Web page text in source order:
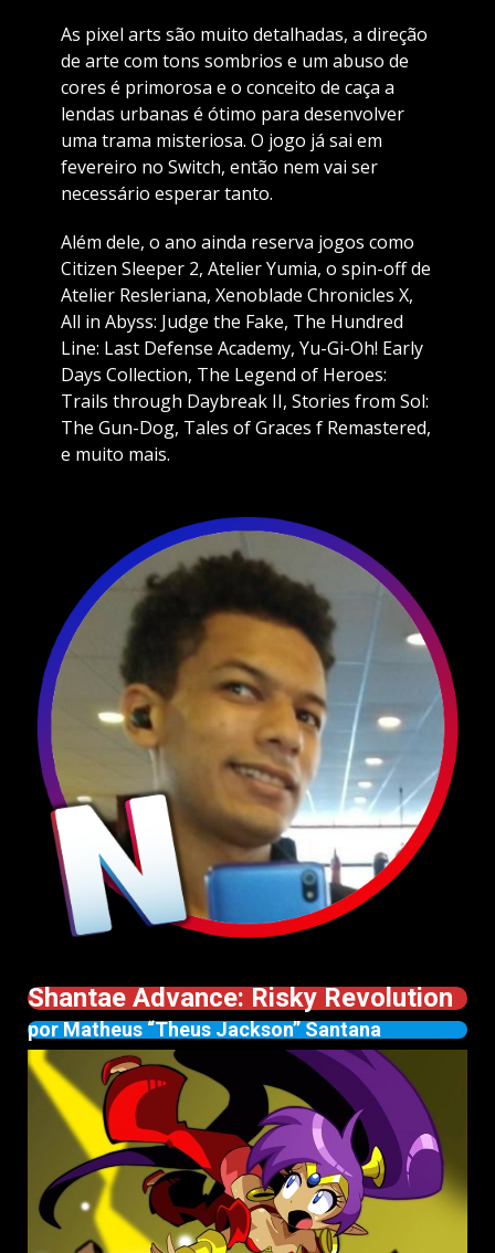
As pixel arts são muito detalhadas, a direção
de arte com tons sombrios e um abuso de
cores é primorosa e o conceito de caça a
lendas urbanas é ótimo para desenvolver
uma trama misteriosa. O jogo já sai em
fevereiro no Switch, então nem vai ser
necessário esperar tanto.
Além dele, o ano ainda reserva jogos como
Citizen Sleeper 2, Atelier Yumia, o spin-off de
Atelier Resleriana, Xenoblade Chronicles X,
All in Abyss: Judge the Fake, The Hundred
Line: Last Defense Academy, Yu-Gi-Oh! Early
Days Collection, The Legend of Heroes:
Trails through Daybreak II, Stories from Sol:
The Gun-Dog, Tales of Graces f Remastered,
e muito mais.
Shantae Advance: Risky Revolution
por Matheus “Theus Jackson” Santana